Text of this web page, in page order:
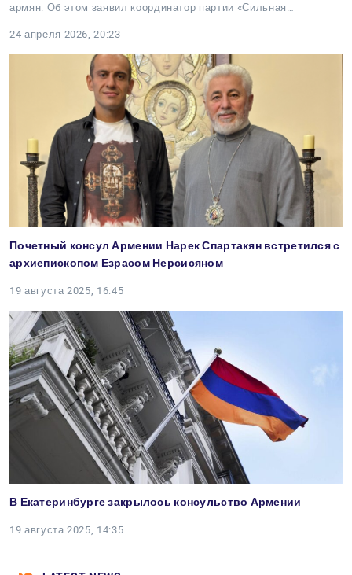
армян. Об этом заявил координатор партии «Сильная…
24 апреля 2026, 20:23
Почетный консул Армении Нарек Спартакян встретился с
архиепископом Езрасом Нерсисяном
19 августа 2025, 16:45
В Екатеринбурге закрылось консульство Армении
19 августа 2025, 14:35